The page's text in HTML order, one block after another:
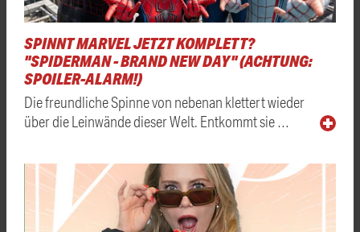
SPINNT MARVEL JETZT KOMPLETT?
"SPIDERMAN - BRAND NEW DAY" (ACHTUNG:
SPOILER-ALARM!)
Die freundliche Spinne von nebenan klettert wieder
über die Leinwände dieser Welt. Entkommt sie …